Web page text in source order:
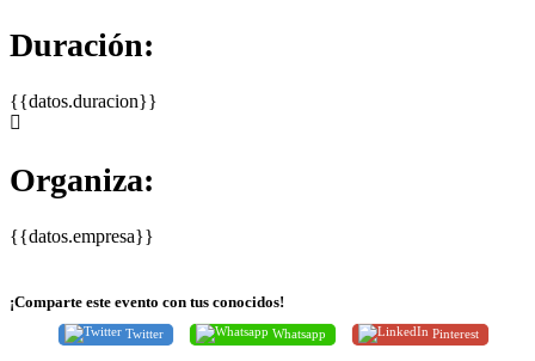
Duración:
{{datos.duracion}}
Organiza:
{{datos.empresa}}
¡Comparte este evento con tus conocidos!
Twitter Whatsapp Pinterest